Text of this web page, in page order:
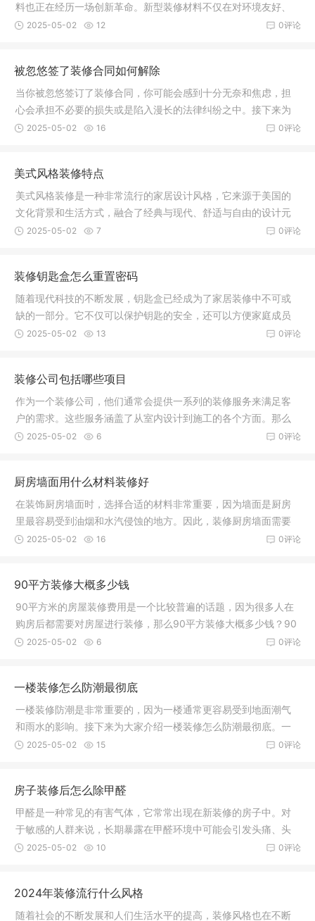
料也正在经历一场创新革命。新型装修材料不仅在对环境友好、
功能性、
0评论
2025-05-02 12
被忽悠签了装修合同如何解除
当你被忽悠签订了装修合同，你可能会感到十分无奈和焦虑，担
心会承担不必要的损失或是陷入漫长的法律纠纷之中。接下来为
大家介绍
0评论
2025-05-02 16
美式风格装修特点
美式风格装修是一种非常流行的家居设计风格，它来源于美国的
文化背景和生活方式，融合了经典与现代、舒适与自由的设计元
素，塑造
0评论
2025-05-02 7
装修钥匙盒怎么重置密码
随着现代科技的不断发展，钥匙盒已经成为了家居装修中不可或
缺的一部分。它不仅可以保护钥匙的安全，还可以方便家庭成员
进出，而
0评论
2025-05-02 13
装修公司包括哪些项目
作为一个装修公司，他们通常会提供一系列的装修服务来满足客
户的需求。这些服务涵盖了从室内设计到施工的各个方面。那么
装修公司
0评论
2025-05-02 6
厨房墙面用什么材料装修好
在装饰厨房墙面时，选择合适的材料非常重要，因为墙面是厨房
里最容易受到油烟和水汽侵蚀的地方。因此，装修厨房墙面需要
选择防水
0评论
2025-05-02 16
90平方装修大概多少钱
90平方米的房屋装修费用是一个比较普遍的话题，因为很多人在
购房后都需要对房屋进行装修，那么90平方装修大概多少钱？90
平方装修
0评论
2025-05-02 6
一楼装修怎么防潮最彻底
一楼装修防潮是非常重要的，因为一楼通常更容易受到地面潮气
和雨水的影响。接下来为大家介绍一楼装修怎么防潮最彻底。一
楼装修怎
0评论
2025-05-02 15
房子装修后怎么除甲醛
甲醛是一种常见的有害气体，它常常出现在新装修的房子中。对
于敏感的人群来说，长期暴露在甲醛环境中可能会引发头痛、头
晕、咽喉
0评论
2025-05-02 10
2024年装修流行什么风格
随着社会的不断发展和人们生活水平的提高，装修风格也在不断